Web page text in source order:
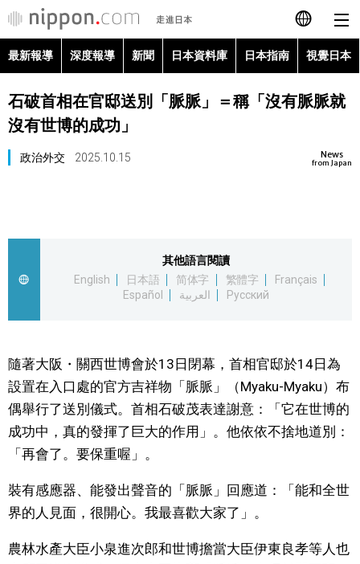
日本語
English
最新報導
視覺日本
臺灣香港
人物訪談 official SNS
最新報導 深度報導 新聞 日本資料庫 日本指南 視覺日本
石破首相在官邸送別「脈脈」＝稱「沒有脈脈就
沒有世博的成功」
News
from Japan
政治外交 2025.10.15
其他語言閱讀
English
日本語 简体字 繁體字
Français
Español
العربية Русский
隨著大阪・關西世博會於13日閉幕，首相官邸於14日為
設置在入口處的官方吉祥物「脈脈」（Myaku-Myaku）布
偶舉行了送別儀式。首相石破茂表達謝意：「它在世博的
成功中，真的發揮了巨大的作用」。他依依不捨地道別：
「再會了。要保重喔」。
裝有感應器、能發出聲音的「脈脈」回應道：「能和全世
界的人見面，很開心。我最喜歡大家了」。
農林水產大臣小泉進次郎和世博擔當大臣伊東良孝等人也